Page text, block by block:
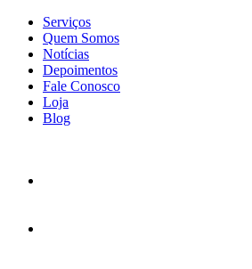
Serviços
Quem Somos
Notícias
Depoimentos
Fale Conosco
Loja
Blog